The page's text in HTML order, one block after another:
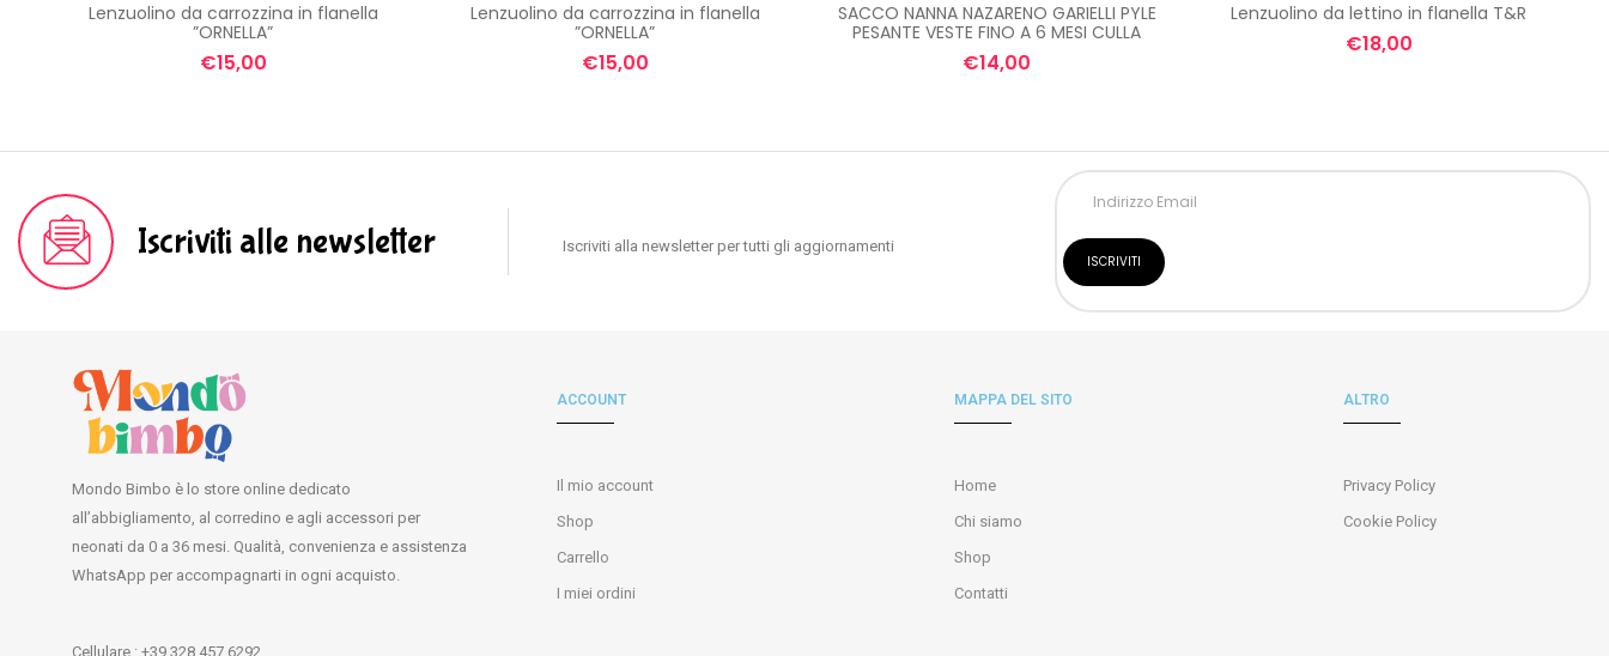
Lenzuolino da carrozzina in flanella
”ORNELLA”
€15,00
Lenzuolino da carrozzina in flanella
”ORNELLA”
€15,00
SACCO NANNA NAZARENO GARIELLI PYLE
PESANTE VESTE FINO A 6 MESI CULLA
€14,00
Lenzuolino da lettino in flanella T&R
€18,00
Iscriviti alle newsletter Iscriviti alla newsletter per tutti gli aggiornamenti
Mondo Bimbo è lo store online dedicato
all’abbigliamento, al corredino e agli accessori per
neonati da 0 a 36 mesi. Qualità, convenienza e assistenza
WhatsApp per accompagnarti in ogni acquisto.
Cellulare : +39 328 457 6292
ACCOUNT
Il mio account
Shop
Carrello
I miei ordini
MAPPA DEL SITO
Home
Chi siamo
Shop
Contatti
ALTRO
Privacy Policy
Cookie Policy